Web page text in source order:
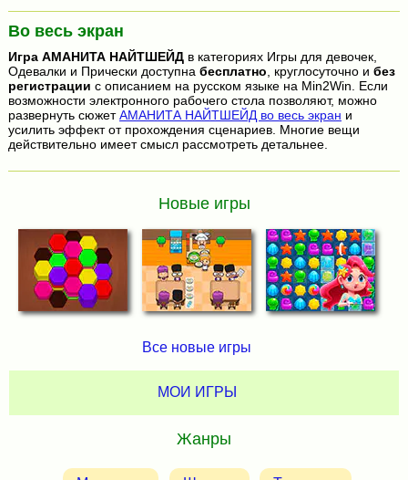
Во весь экран
Игра АМАНИТА НАЙТШЕЙДв категориях Игры для девочек,
Одевалки и Прически доступна бесплатно , круглосуточно и без
регистрации с описанием на русском языке на Min2Win. Если
возможности электронного рабочего стола позволяют, можно
развернуть сюжетАМАНИТА НАЙТШЕЙД во весь экран и
усилить эффект от прохождения сценариев. Многие вещи
действительно имеет смысл рассмотреть детальнее.
Новые игры
Все новые игры
МОИ ИГРЫ
Жанры